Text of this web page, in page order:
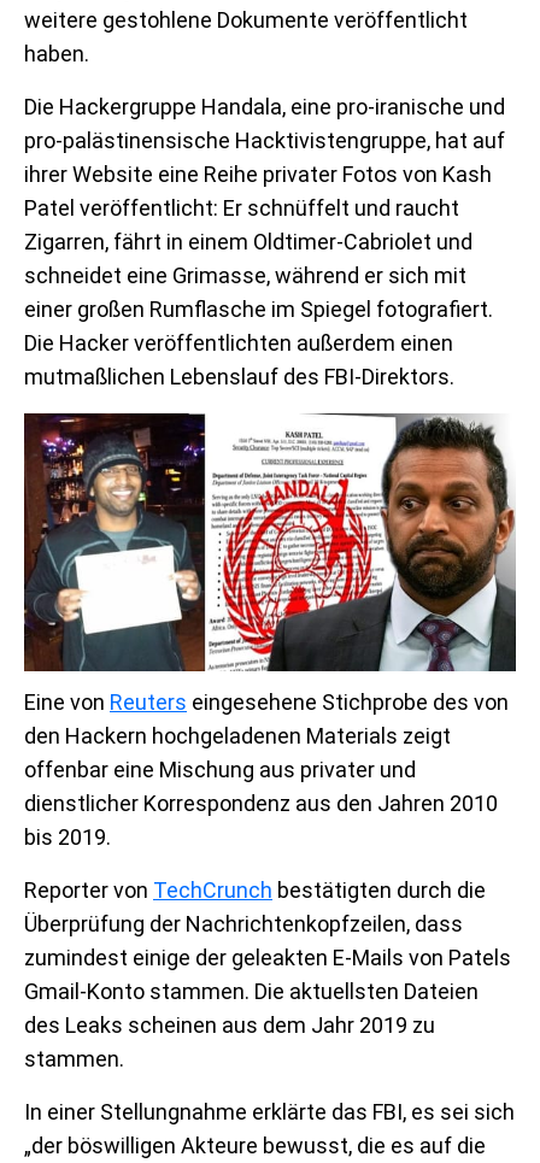
weitere gestohlene Dokumente veröffentlicht
haben.
Die Hackergruppe Handala, eine pro-iranische und
pro-palästinensische Hacktivistengruppe, hat auf
ihrer Website eine Reihe privater Fotos von Kash
Patel veröffentlicht: Er schnüffelt und raucht
Zigarren, fährt in einem Oldtimer-Cabriolet und
schneidet eine Grimasse, während er sich mit
einer großen Rumflasche im Spiegel fotografiert.
Die Hacker veröffentlichten außerdem einen
mutmaßlichen Lebenslauf des FBI-Direktors.
Eine von Reuters eingesehene Stichprobe des von
den Hackern hochgeladenen Materials zeigt
offenbar eine Mischung aus privater und
dienstlicher Korrespondenz aus den Jahren 2010
bis 2019.
Reporter von TechCrunch bestätigten durch die
Überprüfung der Nachrichtenkopfzeilen, dass
zumindest einige der geleakten E-Mails von Patels
Gmail-Konto stammen. Die aktuellsten Dateien
des Leaks scheinen aus dem Jahr 2019 zu
stammen.
In einer Stellungnahme erklärte das FBI, es sei sich
„der böswilligen Akteure bewusst, die es auf die